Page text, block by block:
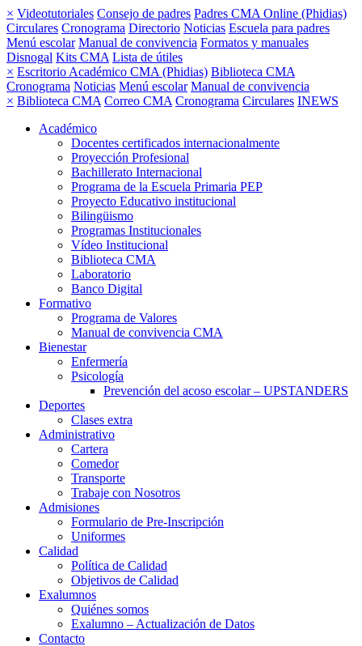
× Videotutoriales Consejo de padres Padres CMA Online (Phidias)
Circulares Cronograma Directorio Noticias Escuela para padres
Menú escolar Manual de convivencia Formatos y manuales
Disnogal Kits CMA Lista de útiles
× Escritorio Académico CMA (Phidias) Biblioteca CMA
Cronograma Noticias Menú escolar Manual de convivencia
× Biblioteca CMA Correo CMA Cronograma Circulares INEWS
Académico
Docentes certificados internacionalmente
Proyección Profesional
Bachillerato Internacional
Programa de la Escuela Primaria PEP
Proyecto Educativo institucional
Bilingüismo
Programas Institucionales
Vídeo Institucional
Biblioteca CMA
Laboratorio
Banco Digital
Formativo
Programa de Valores
Manual de convivencia CMA
Bienestar
Enfermería
Psicología
Prevención del acoso escolar – UPSTANDERS
Deportes
Clases extra
Administrativo
Cartera
Comedor
Transporte
Trabaje con Nosotros
Admisiones
Formulario de Pre-Inscripción
Uniformes
Calidad
Política de Calidad
Objetivos de Calidad
Exalumnos
Quiénes somos
Exalumno – Actualización de Datos
Contacto